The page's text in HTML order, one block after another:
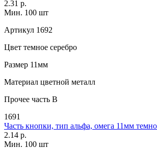
2.31 р.
Мин. 100 шт
Артикул 1692
Цвет темное серебро
Размер 11мм
Материал цветной металл
Прочее часть B
1691
Часть кнопки, тип альфа, омега 11мм
2.14 р.
Мин. 100 шт